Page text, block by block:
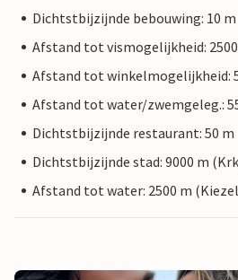
Dichtstbijzijnde bebouwing: 10 m
Afstand tot vismogelijkheid:
Afstand tot winkelmogelijkheid:
Afstand tot water/zwemgeleg.:
Dichtstbijzijnde restaurant: 50 m
Dichtstbijzijnde stad: 9000 m
Afstand tot water: 2500 m